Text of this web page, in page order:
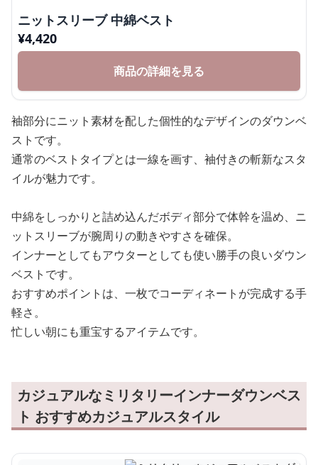
ニットスリーブ 中綿ベスト
¥4,420
商品の詳細を見る
袖部分にニット素材を配した個性的なデザインのダウンベ
ストです。
通常のベストタイプとは一線を画す、袖付きの斬新なスタ
イルが魅力です。
中綿をしっかりと詰め込んだボディ部分で体幹を温め、ニ
ットスリーブが腕周りの動きやすさを確保。
インナーとしてもアウターとしても使い勝手の良いダウン
ベストです。
おすすめポイントは、一枚でコーディネートが完成する手
軽さ。
忙しい朝にも重宝するアイテムです。
カジュアルなミリタリーインナーダウンベス
ト おすすめカジュアルスタイル